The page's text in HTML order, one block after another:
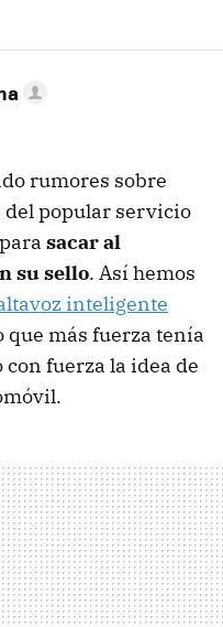
rumores sobre
del popular servicio
sacar al
su sello. Así hemos
inteligente
que más fuerza tenía
fuerza la idea de